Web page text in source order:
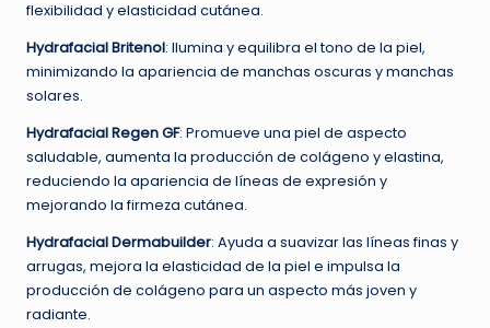
flexibilidad y elasticidad cutánea.
Hydrafacial Britenol: Ilumina y equilibra el tono de la piel,
minimizando la apariencia de manchas oscuras y manchas
solares.
Hydrafacial Regen GF: Promueve una piel de aspecto
saludable, aumenta la producción de colágeno y elastina,
reduciendo la apariencia de líneas de expresión y
mejorando la firmeza cutánea.
Hydrafacial Dermabuilder: Ayuda a suavizar las líneas finas y
arrugas, mejora la elasticidad de la piel e impulsa la
producción de colágeno para un aspecto más joven y
radiante.